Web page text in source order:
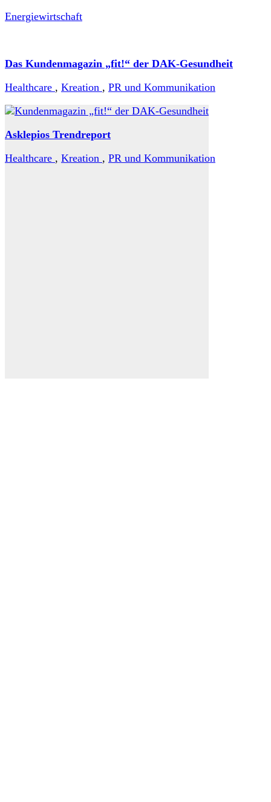
Energiewirtschaft
Das Kundenmagazin „fit!“ der DAK-Gesundheit
Healthcare , Kreation , PR und Kommunikation
Asklepios Trendreport
Healthcare , Kreation , PR und Kommunikation